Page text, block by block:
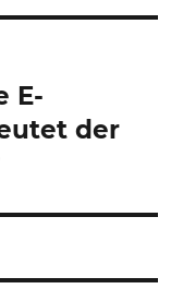
E-
der